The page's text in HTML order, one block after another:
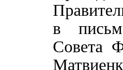
в
Совета